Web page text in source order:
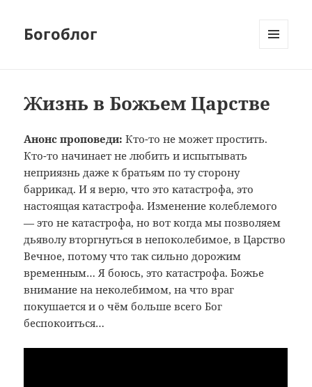
Богоблог
Жизнь в Божьем Царстве
Анонс проповеди: Кто-то не может простить.
Кто-то начинает не любить и испытывать
неприязнь даже к братьям по ту сторону
баррикад. И я верю, что это катастрофа, это
настоящая катастрофа. Изменение колеблемого
— это не катастрофа, но вот когда мы позволяем
дьяволу вторгнуться в непоколебимое, в Царство
Вечное, потому что так сильно дорожим
временным… Я боюсь, это катастрофа. Божье
внимание на неколебимом, на что враг
покушается и о чём больше всего Бог
беспокоиться…